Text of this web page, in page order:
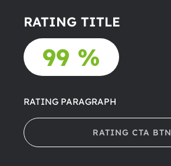
RATING TITLE
99 %
RATING PARAGRAPH
RATING CTA BTN